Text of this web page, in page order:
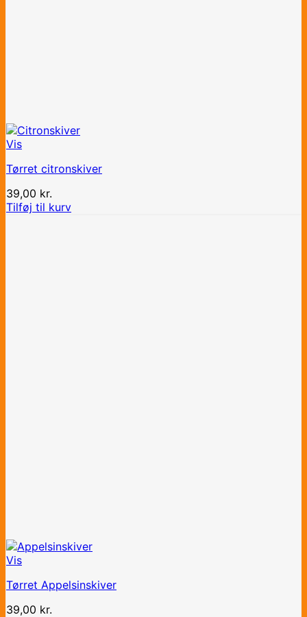
Vis
Tørret citronskiver
39,00 kr.
Tilføj til kurv
Vis
Tørret Appelsinskiver
39,00 kr.